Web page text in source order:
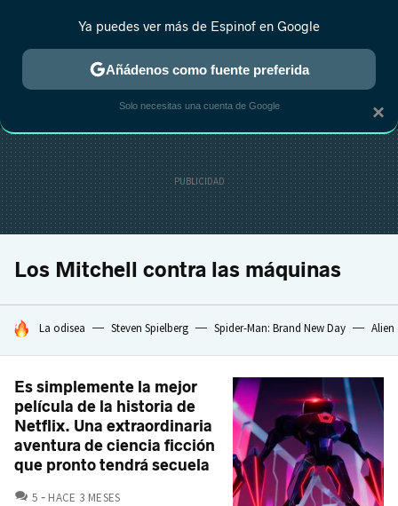
MENÚ NUEVO
ESTRENOS REALITY ANIME RANKINGS CINE
Los Mitchell contra las máquinas
HOY SE HABLA DE
La odisea Steven Spielberg Spider-Man: Brand New Day Alien
Es simplemente la mejor
película de la historia de
Netflix. Una extraordinaria
aventura de ciencia ficción
que pronto tendrá secuela
5 COMENTARIOS
HACE 3 MESES
×
Ya puedes ver más de Espinof en Google
Añádenos como fuente preferida
Solo necesitas una cuenta de Google